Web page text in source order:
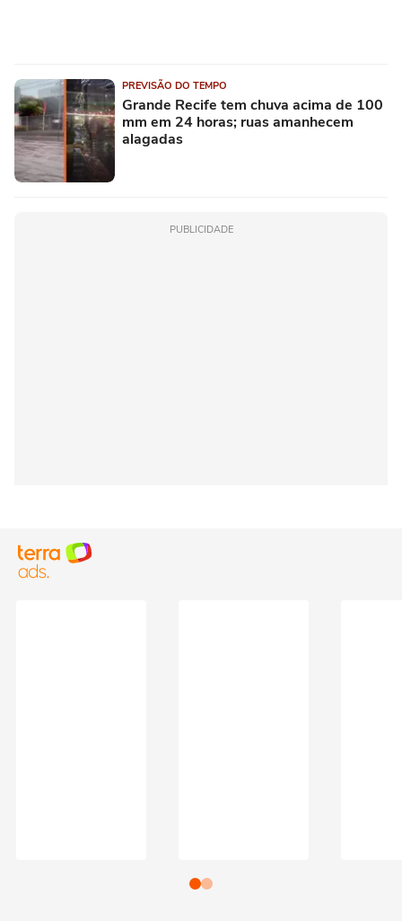
PREVISÃO DO TEMPO
Grande Recife tem chuva acima de 100
mm em 24 horas; ruas amanhecem
alagadas
PUBLICIDADE